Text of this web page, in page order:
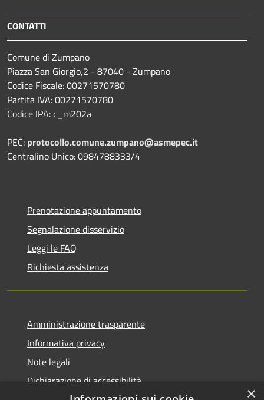
CONTATTI
Comune di Zumpano
Piazza San Giorgio,2 - 87040 - Zumpano
Codice Fiscale: 00271570780
Partita IVA: 00271570780
Codice IPA: c_m202a
PEC: protocollo.comune.zumpano@asmepec.it
Centralino Unico: 0984788333/4
Prenotazione appuntamento
Segnalazione disservizio
Leggi le FAQ
Richiesta assistenza
Amministrazione trasparente
Informativa privacy
Note legali
Dichiarazione di accessibilità
×